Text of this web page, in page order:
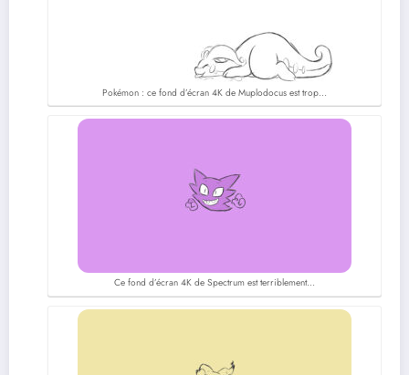
Pokémon : ce fond d’écran 4K de Muplodocus est trop…
Ce fond d’écran 4K de Spectrum est terriblement…